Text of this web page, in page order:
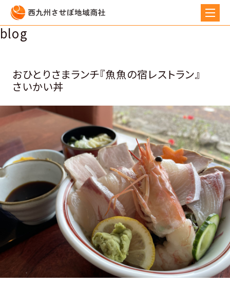
blog
おひとりさまランチ『魚魚の宿レストラン』
さいかい丼